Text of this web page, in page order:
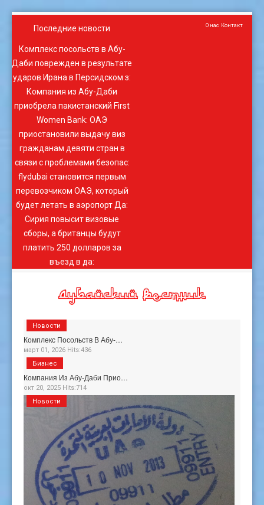
Последние новости
Комплекс посольств в Абу-
Даби поврежден в результате
ударов Ирана в Персидском з:
Компания из Абу-Даби
приобрела пакистанский First
Women Bank: ОАЭ
приостановили выдачу виз
гражданам девяти стран в
связи с проблемами безопас:
flydubai становится первым
перевозчиком ОАЭ, который
будет летать в аэропорт Да:
Сирия повысит визовые
сборы, а британцы будут
платить 250 долларов за
въезд в да:
О нас Контакт
Комплекс Посольств В Абу-…
март 01, 2026 Hits:436
Новости
Компания Из Абу-Даби Прио…
окт 20, 2025 Hits:714
Бизнес
Новости